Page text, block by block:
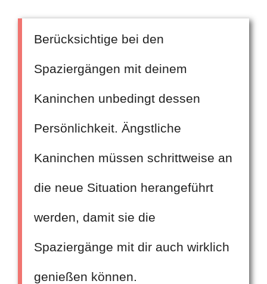
Berücksichtige bei den
Spaziergängen mit deinem
Kaninchen unbedingt dessen
Persönlichkeit. Ängstliche
Kaninchen müssen schrittweise an
die neue Situation herangeführt
werden, damit sie die
Spaziergänge mit dir auch wirklich
genießen können.